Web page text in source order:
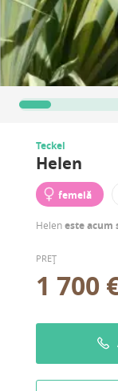
Teckel
Helen
femelă
Heleneste acum
PREȚ
1 700